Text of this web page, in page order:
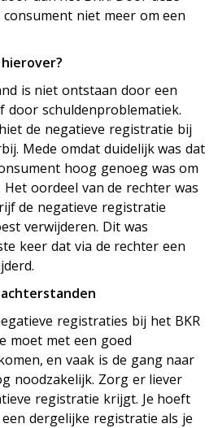
niet meer om een
is niet ontstaan door een
schuldenproblematiek.
de negatieve registratie bij
Mede omdat duidelijk was dat
hoog genoeg was om
oordeel van de rechter was
de negatieve registratie
verwijderen. Dit was
keer dat via de rechter een
registraties bij het BKR
moet met een goed
en vaak is de gang naar
noodzakelijk. Zorg er liever
registratie krijgt. Je hoeft
dergelijke registratie als je